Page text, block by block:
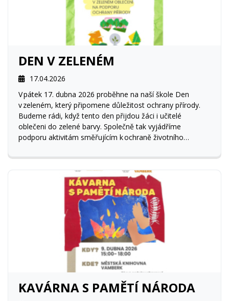
DEN V ZELENÉM
17.04.2026
V pátek 17. dubna 2026 proběhne na naší škole Den
v zeleném, který připomene důležitost ochrany přírody.
Budeme rádi, když tento den přijdou žáci i učitelé
oblečeni do zelené barvy. Společně tak vyjádříme
podporu aktivitám směřujícím k ochraně životního
KAVÁRNA S PAMĚTÍ NÁRODA